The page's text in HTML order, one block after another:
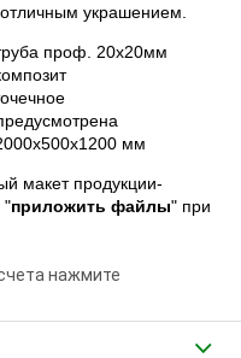
украшением.
проф. 20х20мм
мм
"приложить файлы" при